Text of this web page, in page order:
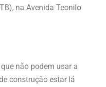
na Avenida Teonilo
não podem usar a
construção estar lá